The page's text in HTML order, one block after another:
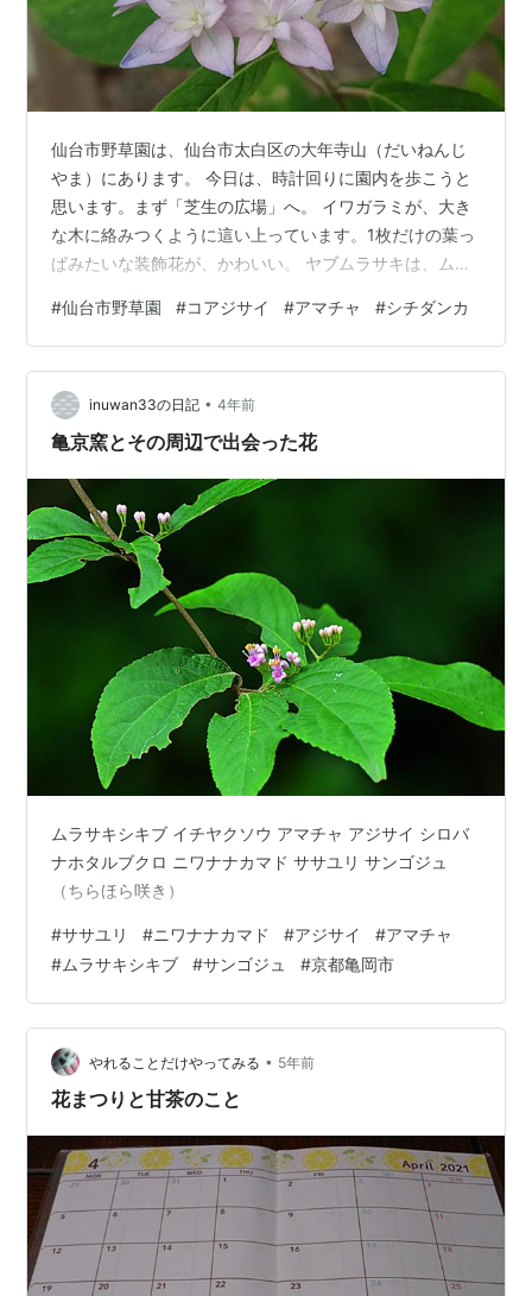
仙台市野草園は、仙台市太白区の大年寺山（だいねんじ
やま）にあります。 今日は、時計回りに園内を歩こうと
思います。まず「芝生の広場」へ。 イワガラミが、大き
な木に絡みつくように這い上っています。1枚だけの葉っ
ぱみたいな装飾花が、かわいい。 ヤブムラサキは、ムラ
大きな葉の陰に隠れて、花や実は下向きにつきます。ム
ラサキシキブと比べると、少し野暮ったくて、控えめな
花です。 総苞片 5枚のドクダミを見つけました。四つ葉
のクローバーを見つけたみたいな気分！ ヤマボウシが、
白からピンクへ。 ヨコグラノキの花が開き始めました。
#仙台市野草園 #コアジサイ #アマチャ #シチダンカ
inuwan33の日記 • 4年前
亀京窯とその周辺で出会った花
ムラサキシキブ イチヤクソウ アマチャ アジサイ シロバ
ナホタルブクロ ニワナナカマド ササユリ サンゴジュ
（ちらほら咲き）
#ササユリ #ニワナナカマド #アジサイ #アマチャ
#ムラサキシキブ #サンゴジュ #京都亀岡市
やれることだけやってみる • 5年前
花まつりと甘茶のこと